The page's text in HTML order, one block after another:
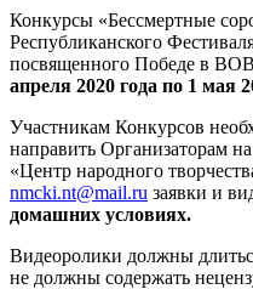
Конкурсы «Бессмертные
Республиканского
посвященного Победе в ВОВ
апреля 2020 года по 1 мая
Участникам Конкурсов
направить Организаторам
«Центр народного
nmcki.nt@mail.ru заявки и
домашних условиях.
Видеоролики должны
не должны содержать